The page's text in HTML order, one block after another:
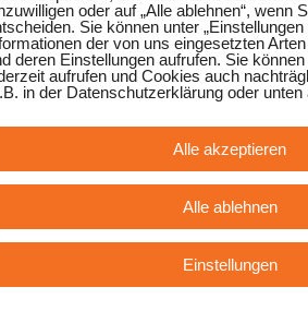
Ludwigsburg Nord
S- Bahn
oder auf „Alle ablehnen“, wenn
Sie können unter
der von uns eingesetzten
deren Einstellungen aufrufen. Sie
aufrufen und Cookies auch
in der Datenschutzerklärung oder
Alle akzeptieren
Alle ablehnen
Einstellungen